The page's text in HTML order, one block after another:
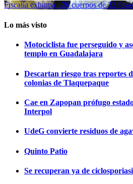
Fiscalía exhuma 126 cuerpos de 32
Lo más visto
Motociclista fue perseguido y
templo en Guadalajara
Descartan riesgo tras reportes
colonias de Tlaquepaque
Cae en Zapopan prófugo
Interpol
UdeG convierte residuos de
Quinto Patio
Se recuperan ya de